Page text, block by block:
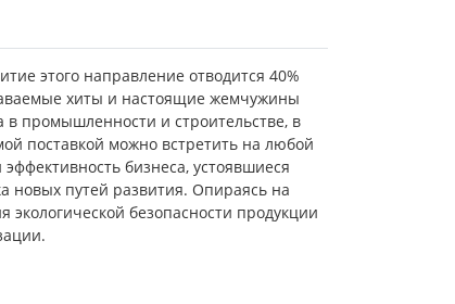
этого направление отводится 40%
хиты и настоящие жемчужины
промышленности и строительстве, в
поставкой можно встретить на любой
бизнеса, устоявшиеся
новых путей развития. Опираясь на
безопасности продукции